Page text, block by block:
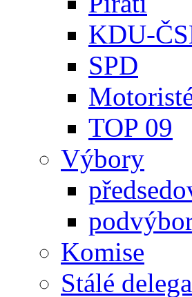
KDU-
SPD
TOP 09
Výbory
Komise
Stálé